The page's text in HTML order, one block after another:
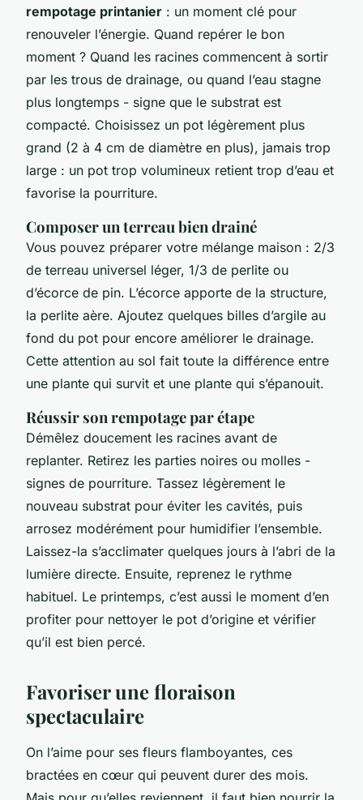
rempotage printanier : un moment clé pour
renouveler l’énergie. Quand repérer le bon
moment ? Quand les racines commencent à sortir
par les trous de drainage, ou quand l’eau stagne
plus longtemps - signe que le substrat est
compacté. Choisissez un pot légèrement plus
grand (2 à 4 cm de diamètre en plus), jamais trop
large : un pot trop volumineux retient trop d’eau et
favorise la pourriture.
Composer un terreau bien drainé
Vous pouvez préparer votre mélange maison : 2/3
de terreau universel léger, 1/3 de perlite ou
d’écorce de pin. L’écorce apporte de la structure,
la perlite aère. Ajoutez quelques billes d’argile au
fond du pot pour encore améliorer le drainage.
Cette attention au sol fait toute la différence entre
une plante qui survit et une plante qui s’épanouit.
Réussir son rempotage par étape
Démêlez doucement les racines avant de
replanter. Retirez les parties noires ou molles -
signes de pourriture. Tassez légèrement le
nouveau substrat pour éviter les cavités, puis
arrosez modérément pour humidifier l’ensemble.
Laissez-la s’acclimater quelques jours à l’abri de la
lumière directe. Ensuite, reprenez le rythme
habituel. Le printemps, c’est aussi le moment d’en
profiter pour nettoyer le pot d’origine et vérifier
qu’il est bien percé.
Favoriser une floraison
spectaculaire
On l’aime pour ses fleurs flamboyantes, ces
bractées en cœur qui peuvent durer des mois.